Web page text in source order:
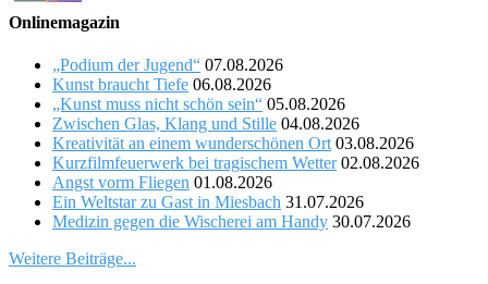
Onlinemagazin
„Podium der Jugend“ 07.08.2026
Kunst braucht Tiefe 06.08.2026
„Kunst muss nicht schön sein“ 05.08.2026
Zwischen Glas, Klang und Stille 04.08.2026
Kreativität an einem wunderschönen Ort 03.08.2026
Kurzfilmfeuerwerk bei tragischem Wetter 02.08.2026
Angst vorm Fliegen 01.08.2026
Ein Weltstar zu Gast in Miesbach 31.07.2026
Medizin gegen die Wischerei am Handy 30.07.2026
Weitere Beiträge...